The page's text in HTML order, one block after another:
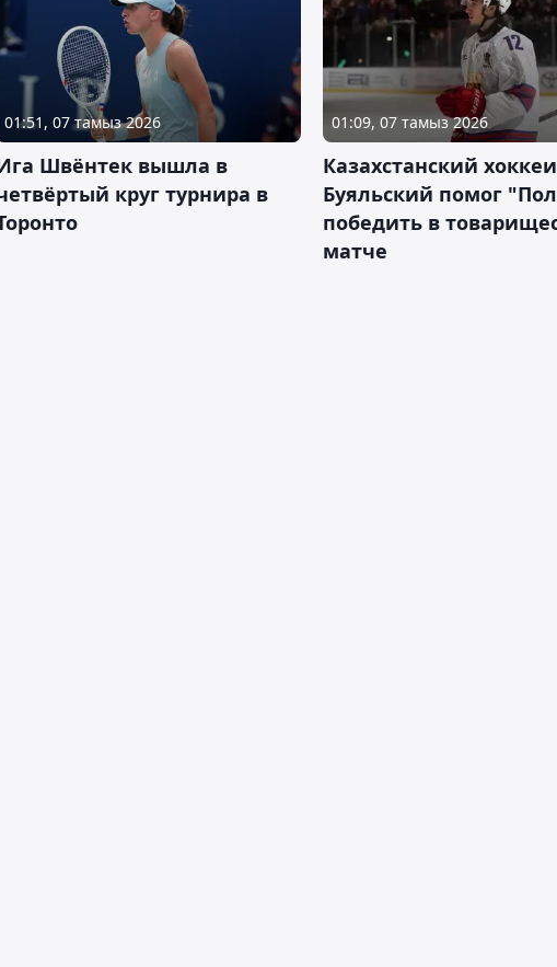
01:51, 07 тамыз 2026
Швёнтек вышла в
круг турнира в
01:09, 07 тамыз 2026
Казахстанский
Буяльский помог
победить в
матче